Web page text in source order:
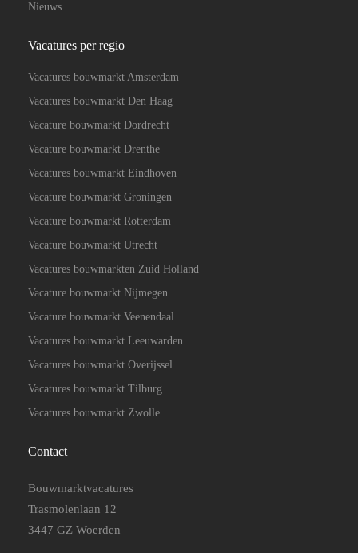
Nieuws
Vacatures per regio
Vacatures bouwmarkt Amsterdam
Vacatures bouwmarkt Den Haag
Vacature bouwmarkt Dordrecht
Vacature bouwmarkt Drenthe
Vacatures bouwmarkt Eindhoven
Vacature bouwmarkt Groningen
Vacature bouwmarkt Rotterdam
Vacature bouwmarkt Utrecht
Vacatures bouwmarkten Zuid Holland
Vacature bouwmarkt Nijmegen
Vacature bouwmarkt Veenendaal
Vacatures bouwmarkt Leeuwarden
Vacatures bouwmarkt Overijssel
Vacatures bouwmarkt Tilburg
Vacatures bouwmarkt Zwolle
Contact
Bouwmarktvacatures
Trasmolenlaan 12
3447 GZ Woerden